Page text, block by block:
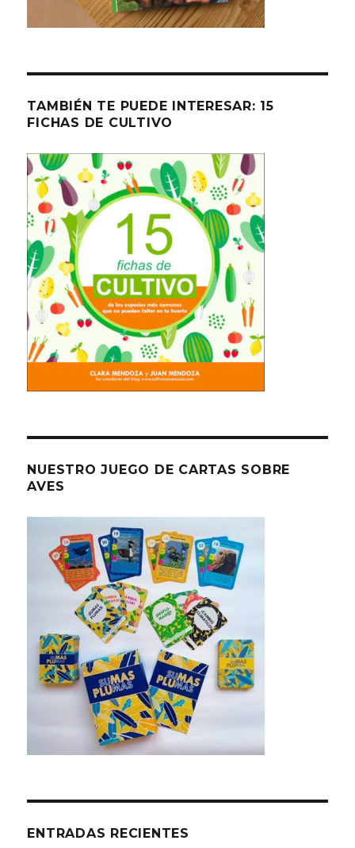
TAMBIÉN TE PUEDE INTERESAR: 15
FICHAS DE CULTIVO
NUESTRO JUEGO DE CARTAS SOBRE
AVES
ENTRADAS RECIENTES